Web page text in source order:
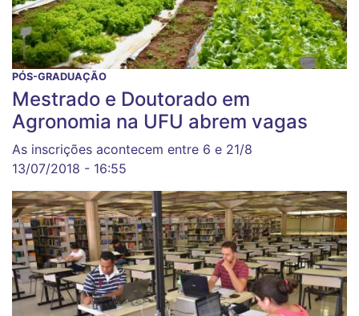
PÓS-GRADUAÇÃO
Mestrado e Doutorado em
Agronomia na UFU abrem vagas
As inscrições acontecem entre 6 e 21/8
13/07/2018 - 16:55